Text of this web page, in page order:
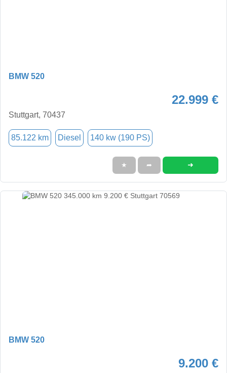
BMW 520
22.999 €
Stuttgart, 70437
85.122 km Diesel 140 kw (190 PS)
★ ➦ ➜
BMW 520
9.200 €